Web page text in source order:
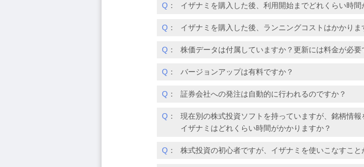
Q ： イザナミを購入した後、利用開始までどれくらい時間
Q ： イザナミを購入した後、ランニングコストはかかりま
Q ： 株価データは付属していますか？更新には料金が必要
Q ： バージョンアップは有料ですか？
Q ： 証券会社への発注は自動的に行われるのですか？
Q ：
現在別の株式投資ソフトを持っていますが、銘柄情報
イザナミはどれくらい時間がかかりますか？
Q ： 株式投資の初心者ですが、イザナミを使いこなすこと